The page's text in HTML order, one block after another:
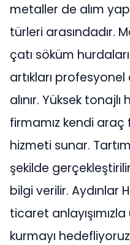
metaller de alım
türleri arasındadır.
çatı söküm
artıkları
alınır. Yüksek
firmamız kendi araç
hizmeti sunar.
şekilde
bilgi verilir. Aydınlar
ticaret
kurmayı